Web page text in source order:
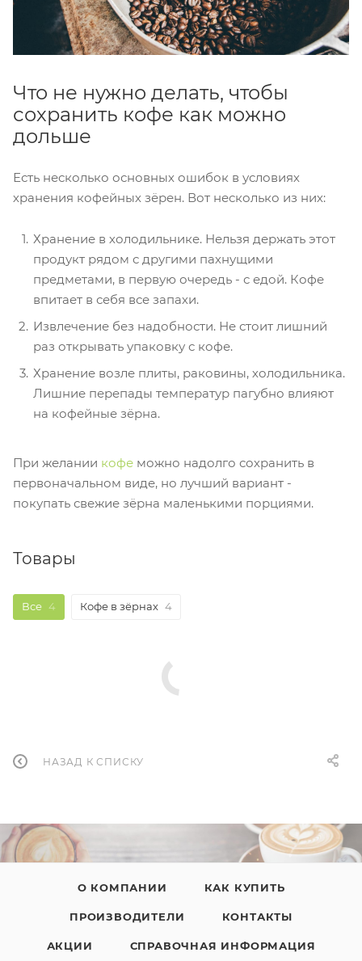
Что не нужно делать, чтобы
сохранить кофе как можно
дольше
Есть несколько основных ошибок в условиях
хранения кофейных зёрен. Вот несколько из них:
Хранение в холодильнике. Нельзя держать этот
продукт рядом с другими пахнущими
предметами, в первую очередь - с едой. Кофе
впитает в себя все запахи.
Извлечение без надобности. Не стоит лишний
раз открывать упаковку с кофе.
Хранение возле плиты, раковины, холодильника.
Лишние перепады температур пагубно влияют
на кофейные зёрна.
При желании кофе можно надолго сохранить в
первоначальном виде, но лучший вариант -
покупать свежие зёрна маленькими порциями.
Товары
Все 4 Кофе в зёрнах 4
НАЗАД К СПИСКУ
О КОМПАНИИ КАК КУПИТЬ
ПРОИЗВОДИТЕЛИ КОНТАКТЫ
АКЦИИ СПРАВОЧНАЯ ИНФОРМАЦИЯ